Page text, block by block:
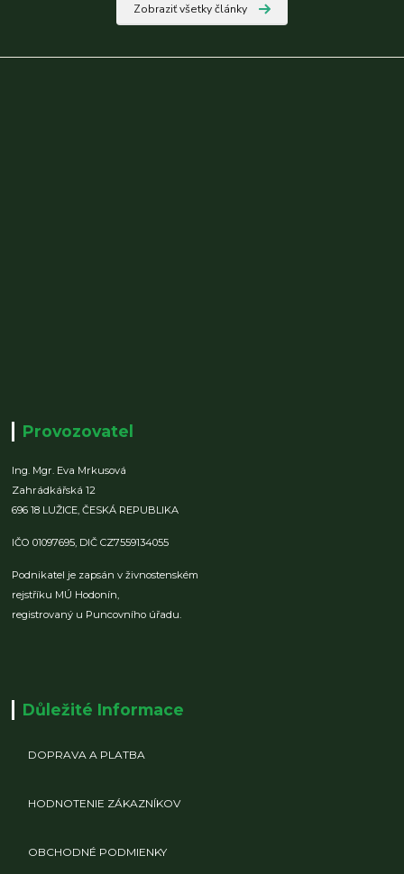
Zobraziť všetky články
Provozovatel
Ing. Mgr. Eva Mrkusová
Zahrádkářská 12
696 18 LUŽICE,ČESKÁ REPUBLIKA
IČO 01097695, DIČ CZ7559134055
Podnikatel je zapsán v živnostenském
rejstříku MÚ Hodonín,
registrovaný u Puncovního úřadu.
Důležité Informace
DOPRAVA A PLATBA
HODNOTENIE ZÁKAZNÍKOV
OBCHODNÉ PODMIENKY